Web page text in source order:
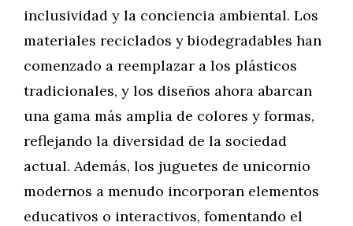
inclusividad y la conciencia ambiental. Los
materiales reciclados y biodegradables han
comenzado a reemplazar a los plásticos
tradicionales, y los diseños ahora abarcan
una gama más amplia de colores y formas,
reflejando la diversidad de la sociedad
actual. Además, los juguetes de unicornio
modernos a menudo incorporan elementos
educativos o interactivos, fomentando el